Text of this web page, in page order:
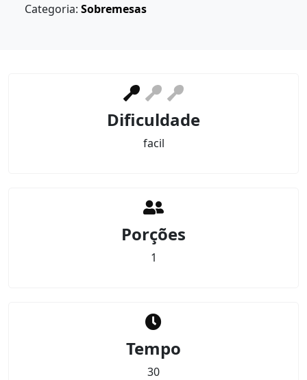
Categoria: Sobremesas
Dificuldade
facil
Porções
1
Tempo
30